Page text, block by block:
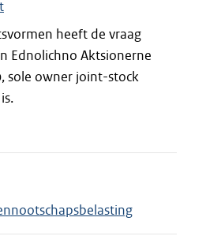
heeft de vraag
Ednolichno Aktsionerne
sole owner joint-stock